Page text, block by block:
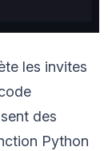
les invites
des
Python